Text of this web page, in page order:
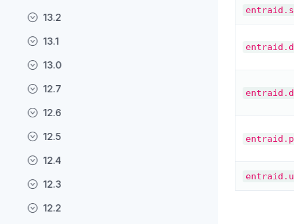
13.2
13.1
13.0
12.7
12.6
12.5
12.4
12.3
12.2